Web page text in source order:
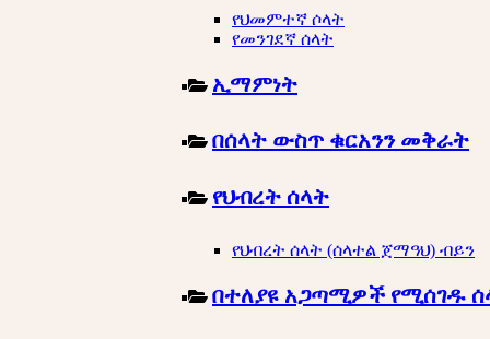
የህመምተኛ ሶላት
የመንገደኛ ሰላት
ኢማምነት
በሰላት ውስጥ ቁርአንን መቅራት
የህብረት ሰላት
የህብረት ሰላት (ሰላተል ጀማዓህ) ብይን
በተለያዩ አጋጣሚዎች የሚሰገዱ